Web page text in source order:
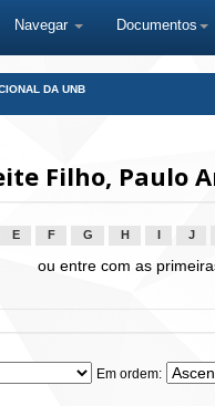
Navegar Documentos
DA UNB
Filho, Paulo
E F G H J
ou entre com as
Em ordem: